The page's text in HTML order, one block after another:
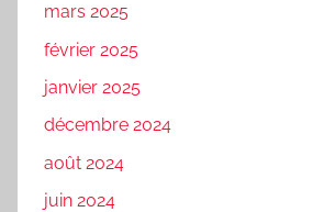
mars 2025
février 2025
janvier 2025
décembre 2024
août 2024
juin 2024